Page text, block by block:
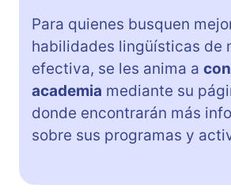
Para quienes busquen
habilidades lingüísticas de
efectiva, se les anima a
academia mediante su
donde encontrarán más
sobre sus programas y